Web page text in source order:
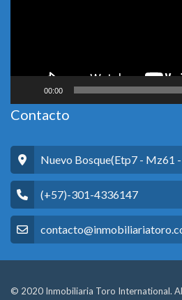
00:00
Contacto
Nuevo Bosque(Etp7 - Mz61
(+57)-301-4336147
© 2020 Inmobiliaria Toro International.